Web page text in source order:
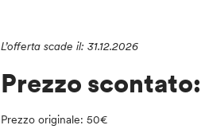
L’offerta scade il: 31.12.2026
Prezzo
Prezzo originale: 50€